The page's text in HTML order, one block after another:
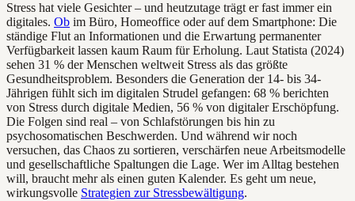
Stress hat viele Gesichter – und heutzutage trägt er fast immer ein
digitales. Ob im Büro, Homeoffice oder auf dem Smartphone: Die
ständige Flut an Informationen und die Erwartung permanenter
Verfügbarkeit lassen kaum Raum für Erholung. Laut Statista (2024)
sehen 31 % der Menschen weltweit Stress als das größte
Gesundheitsproblem. Besonders die Generation der 14- bis 34-
Jährigen fühlt sich im digitalen Strudel gefangen: 68 % berichten
von Stress durch digitale Medien, 56 % von digitaler Erschöpfung.
Die Folgen sind real – von Schlafstörungen bis hin zu
psychosomatischen Beschwerden. Und während wir noch
versuchen, das Chaos zu sortieren, verschärfen neue Arbeitsmodelle
und gesellschaftliche Spaltungen die Lage. Wer im Alltag bestehen
will, braucht mehr als einen guten Kalender. Es geht um neue,
wirkungsvolle Strategien zur Stressbewältigung.